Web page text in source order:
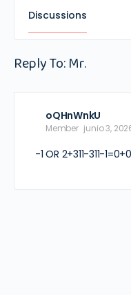
Discussions
Reply To: Mr.
oQHnWnkU
Member junio 3,
-1 OR 2+311-311-